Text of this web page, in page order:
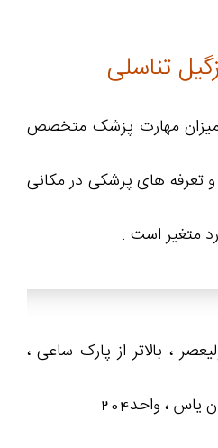
تناسلی
میزان مهارت پزشک متخصص
و تعرفه های پزشکی در مکانی
متغیر است .
، بالاتر از پارک ساعی ،
، واحد204